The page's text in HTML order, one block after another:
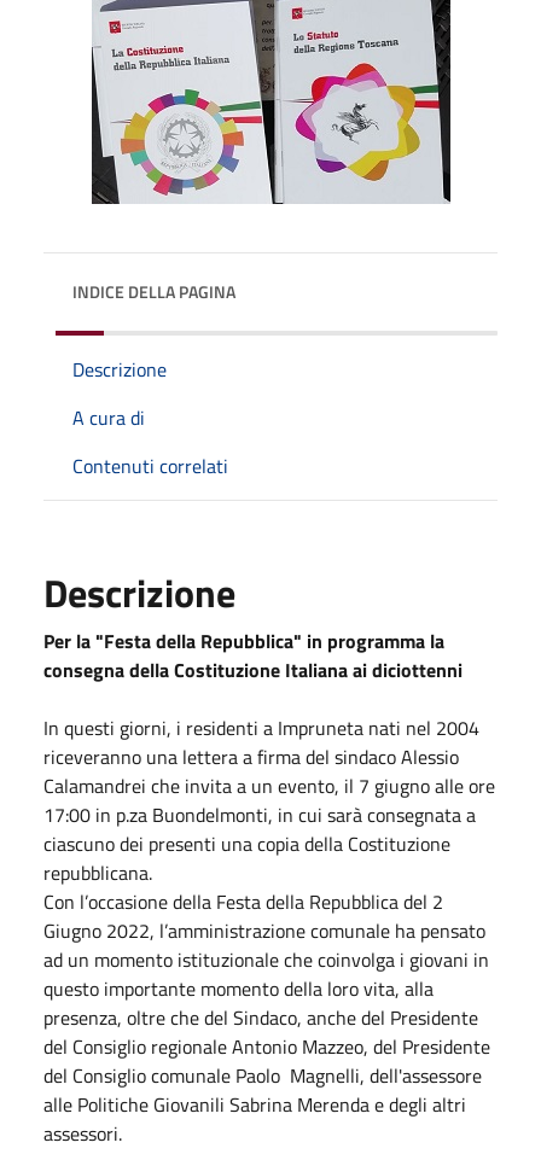
INDICE DELLA PAGINA
Descrizione
A cura di
Contenuti correlati
Descrizione
Per la "Festa della Repubblica" in programma la
consegna della Costituzione Italiana ai diciottenni
In questi giorni, i residenti a Impruneta nati nel 2004
riceveranno una lettera a firma del sindaco Alessio
Calamandrei che invita a un evento, il 7 giugnoalle ore
17:00 in p.za Buondelmonti, in cui sarà consegnata a
ciascuno dei presenti una copia della Costituzione
repubblicana.
Con l’occasione della Festa della Repubblica del 2
Giugno 2022, l’amministrazione comunale ha pensato
ad un momento istituzionale che coinvolga i giovani in
questo importante momento della loro vita, alla
presenza, oltre che del Sindaco, anche del Presidente
del Consiglio regionale Antonio Mazzeo, del Presidente
del Consiglio comunale Paolo Magnelli, dell'assessore
alle Politiche Giovanili Sabrina Merenda e degli altri
assessori.